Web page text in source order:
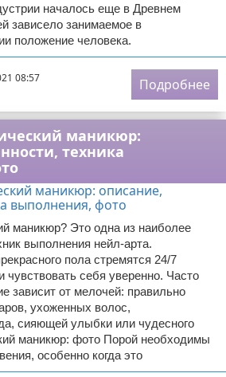
началось еще в Древнем
зависело занимаемое в
положение человека.
08:57
Подробнее
маникюр:
техника
маникюр? Это одна из наиболее
выполнения нейл-арта.
пола стремятся 24/7
чувствовать себя уверенно. Часто
зависит от мелочей: правильно
ухоженных волос,
сияющей улыбки или чудесного
маникюр: фото Порой необходимы
особенно когда это